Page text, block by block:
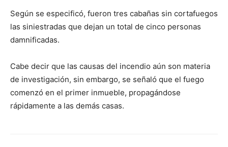
Según se especificó, fueron tres cabañas sin cortafuegos
las siniestradas que dejan un total de cinco personas
damnificadas.
Cabe decir que las causas del incendio aún son materia
de investigación, sin embargo, se señaló que el fuego
comenzó en el primer inmueble, propagándose
rápidamente a las demás casas.